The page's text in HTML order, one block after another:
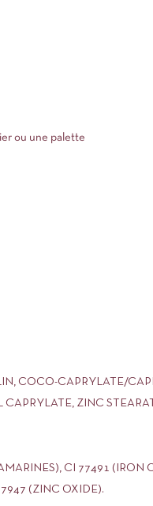
ou une palette
COCO-CAPRYLATE/
CAPRYLATE, ZINC
CI 77491 (IRON
(ZINC OXIDE).